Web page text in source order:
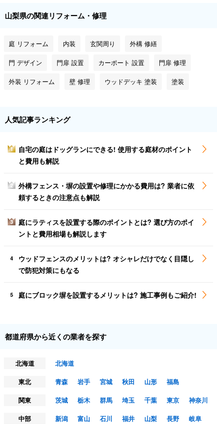
山梨県の関連リフォーム・修理
庭 リフォーム 内装 玄関周り 外構 修繕
門 デザイン 門扉 設置 カーポート 設置 門扉 修理
外装 リフォーム 壁 修理 ウッドデッキ 塗装 塗装
人気記事ランキング
1
自宅の庭はドッグランにできる! 使用する庭材のポイント
と費用も解説
2
外構フェンス・塀の設置や修理にかかる費用は? 業者に依
頼するときの注意点も解説
3
庭にラティスを設置する際のポイントとは? 選び方のポイ
ントと費用相場も解説します
4
ウッドフェンスのメリットは? オシャレだけでなく目隠し
で防犯対策にもなる
5 庭にブロック塀を設置するメリットは? 施工事例もご紹介!
都道府県から近くの業者を探す
北海道
北海道
東北
青森 岩手 宮城 秋田 山形
福島
関東
茨城 栃木 群馬 埼玉 千葉 東京
神奈川
中部
新潟 富山 石川 福井 山梨 長野
岐阜